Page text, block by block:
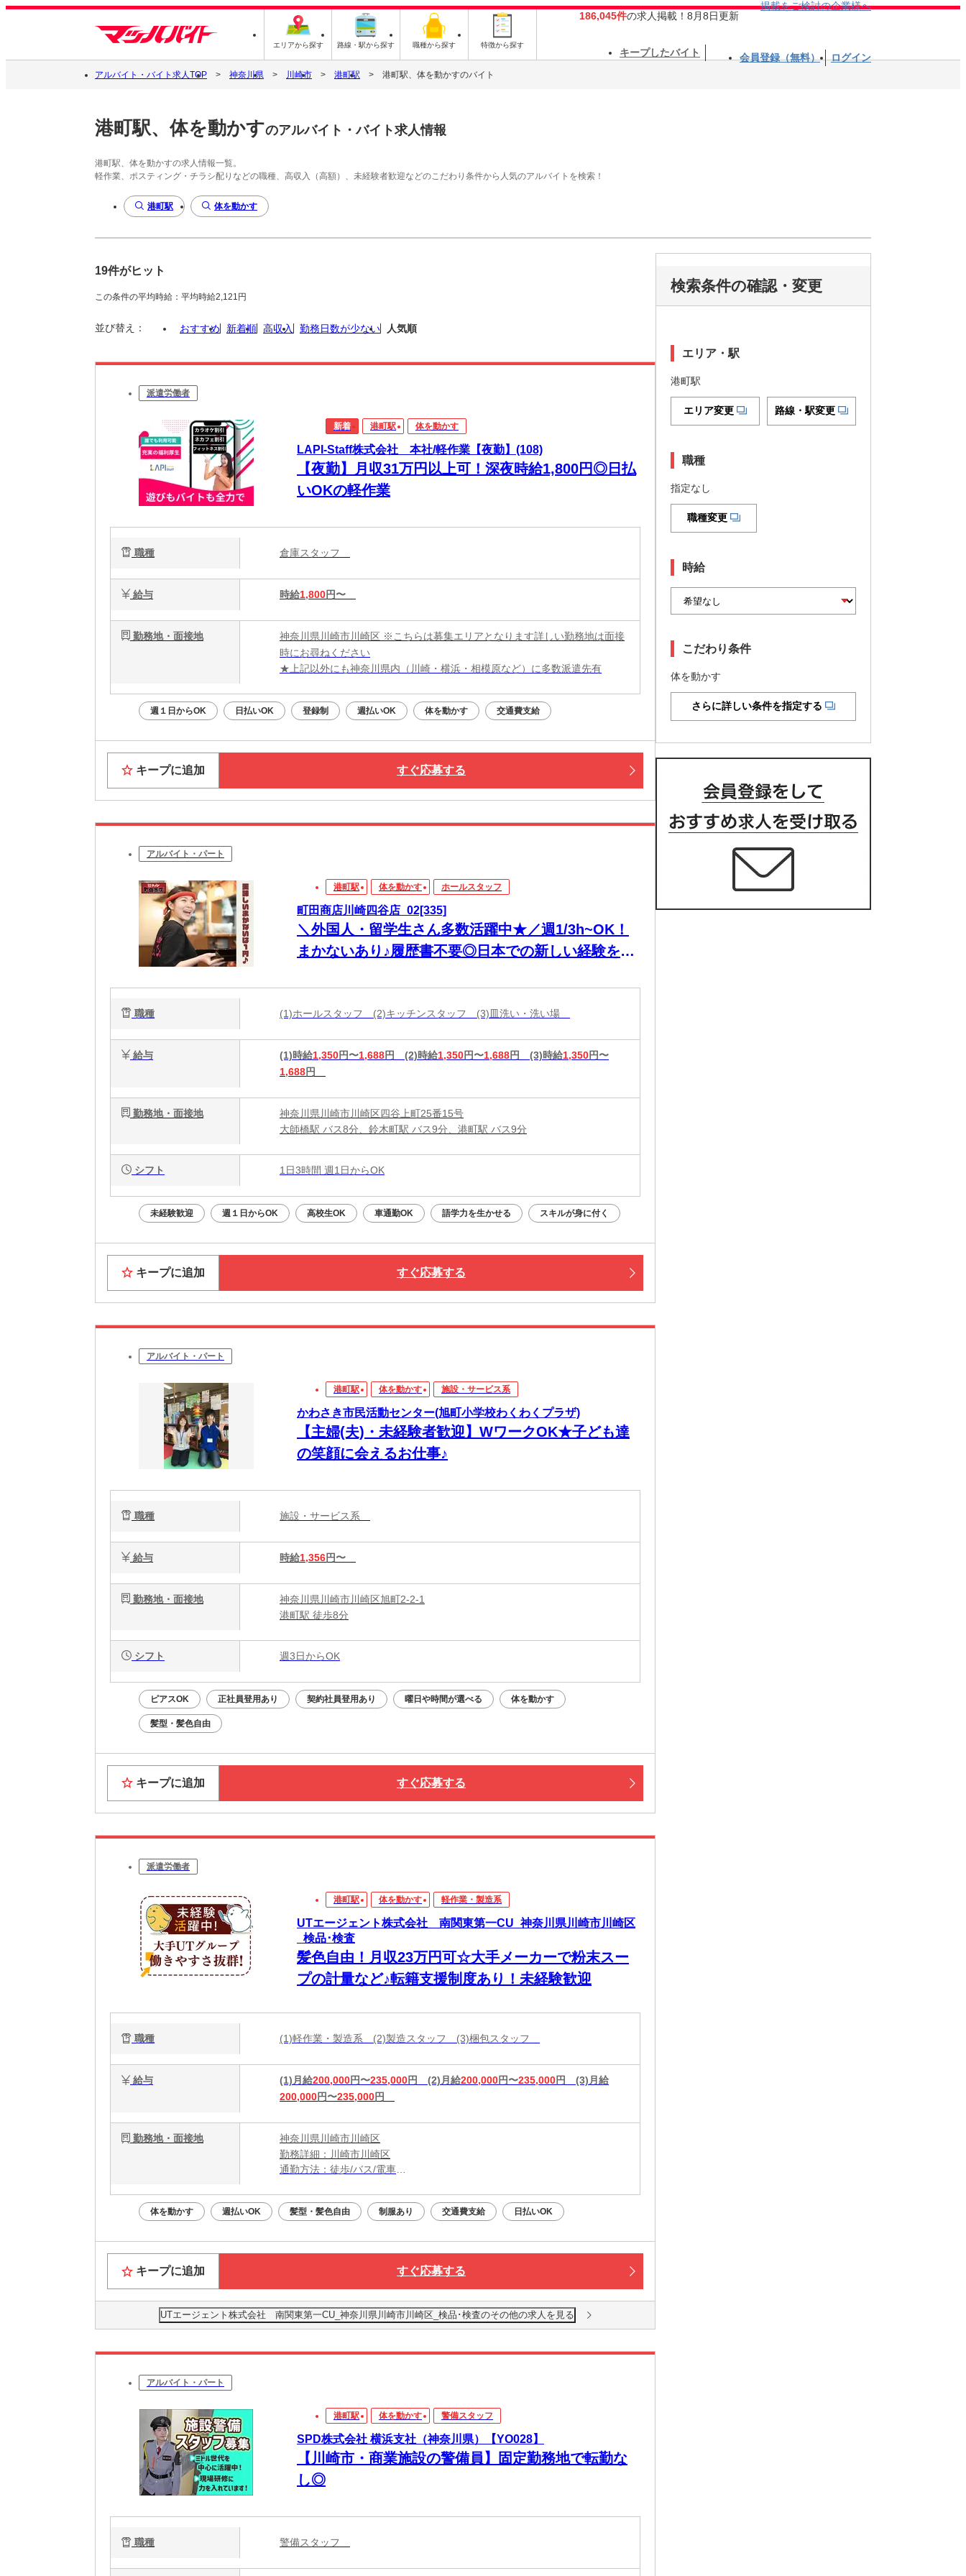
エリアから探す 路線・駅から探す 職種から探す 特徴から探す
186,045件の求人掲載！8月8日更新
掲載をご検討の企業様へ
キープしたバイト 会員登録（無料） ログイン
アルバイト・バイト求人TOP 神奈川県 川崎市 港町駅 港町駅、体を動かすのバイト
港町駅、体を動かすのアルバイト・バイト求人情報
港町駅、体を動かすの求人情報一覧。
軽作業、ポスティング・チラシ配りなどの職種、高収入（高額）、未経験者歓迎などのこだわり条件から人気のアルバイトを検索！
港町駅 体を動かす
19件がヒット
この条件の平均時給：平均時給2,121円
並び替え： おすすめ 新着順 高収入 勤務日数が少ない 人気順
派遣労働者
新着 港町駅 体を動かす
LAPI-Staff株式会社 本社/軽作業【夜勤】(108)
【夜勤】月収31万円以上可！深夜時給1,800円◎日払
いOKの軽作業
職種 倉庫スタッフ
給与 時給1,800円〜
勤務地・面接地
神奈川県川崎市川崎区 ※こちらは募集エリアとなります詳しい勤務地は面接
時にお尋ねください
★上記以外にも神奈川県内（川崎・横浜・相模原など）に多数派遣先有
週１日からOK 日払いOK 登録制 週払いOK 体を動かす 交通費支給
キープに追加 すぐ応募する
アルバイト・パート
港町駅 体を動かす ホールスタッフ
町田商店川崎四谷店_02[335]
＼外国人・留学生さん多数活躍中★／週1/3h~OK！
まかないあり♪履歴書不要◎日本での新しい経験を積
職種 (1)ホールスタッフ (2)キッチンスタッフ (3)皿洗い・洗い場
給与 (1)時給1,350円〜1,688円 (2)時給1,350円〜1,688円 (3)時給1,350円〜
1,688円
勤務地・面接地
神奈川県川崎市川崎区四谷上町25番15号
大師橋駅 バス8分、鈴木町駅 バス9分、港町駅 バス9分
シフト 1日3時間 週1日からOK
未経験歓迎 週１日からOK 高校生OK 車通勤OK 語学力を生かせる スキルが身に付く
キープに追加 すぐ応募する
アルバイト・パート
港町駅 体を動かす 施設・サービス系
かわさき市民活動センター(旭町小学校わくわくプラザ)
【主婦(夫)・未経験者歓迎】WワークOK★子ども達
の笑顔に会えるお仕事♪
職種 施設・サービス系
給与 時給1,356円〜
勤務地・面接地
神奈川県川崎市川崎区旭町2-2-1
港町駅 徒歩8分
シフト 週3日からOK
ピアスOK 正社員登用あり 契約社員登用あり 曜日や時間が選べる 体を動かす
髪型・髪色自由
キープに追加 すぐ応募する
派遣労働者
港町駅 体を動かす 軽作業・製造系
UTエージェント株式会社 南関東第一CU_神奈川県川崎市川崎区
_検品･検査
髪色自由！月収23万円可☆大手メーカーで粉末スー
プの計量など♪転籍支援制度あり！未経験歓迎
職種 (1)軽作業・製造系 (2)製造スタッフ (3)梱包スタッフ
給与 (1)月給200,000円〜235,000円 (2)月給200,000円〜235,000円
(3)月給
200,000円〜235,000円
勤務地・面接地
神奈川県川崎市川崎区
勤務詳細：川崎市川崎区
通勤方法：徒歩/バス/電車
体を動かす 週払いOK 髪型・髪色自由 制服あり 交通費支給 日払いOK
キープに追加 すぐ応募する
UTエージェント株式会社 南関東第一CU_神奈川県川崎市川崎区_検品･検査のその他の求人を見る
アルバイト・パート
港町駅 体を動かす 警備スタッフ
SPD株式会社 横浜支社（神奈川県）【YO028】
【川崎市・商業施設の警備員】固定勤務地で転勤な
し◎
職種 警備スタッフ
検索条件の確認・変更
エリア・駅
港町駅
エリア変更 路線・駅変更
職種
指定なし
職種変更
時給
こだわり条件
体を動かす
さらに詳しい条件を指定する